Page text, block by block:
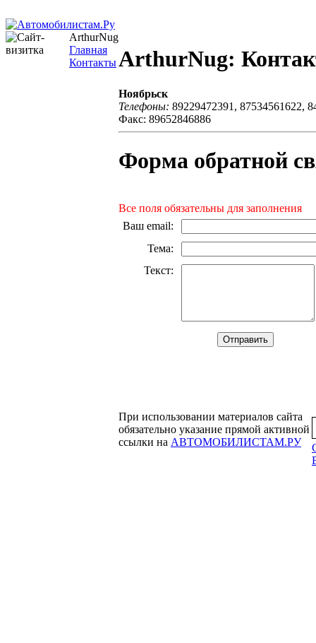
ArthurNug
Главная
КонтактыArthurNug:
Ноябрьск
Телефоны: 89229472391, 87534561622,
Факс: 89652846886
Форма обратной
Все поля обязательны для заполнения
Ваш email:
Тема:
Текст:
При использовании материалов сайта
обязательно указание прямой активной
ссылки на АВТОМОБИЛИСТАМ.РУ